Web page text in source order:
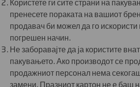
пренесете пораката на вашиот
продавач би можел да го
погрешен начин.
Не заборавајте да ја користите
пакувањето. Ако производот се
продажниот персонал нема
замени. Празниот картон не е баш